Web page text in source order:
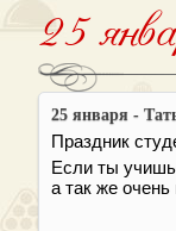
25
25 января -
Праздник
Если ты
а так же очень